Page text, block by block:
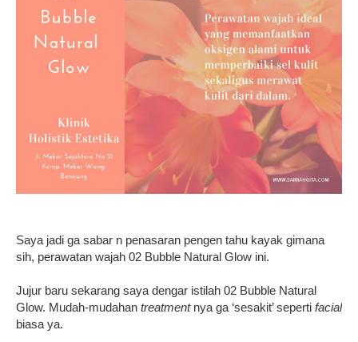
Saya jadi ga sabar n penasaran pengen tahu kayak gimana
sih, perawatan wajah 02 Bubble Natural Glow ini.
Jujur baru sekarang saya dengar istilah 02 Bubble Natural
Glow. Mudah-mudahan treatmentnya ga ‘sesakit’ seperti facial
biasa ya.